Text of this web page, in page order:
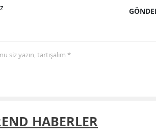
siz yazın, tartışalım *
HABERLER